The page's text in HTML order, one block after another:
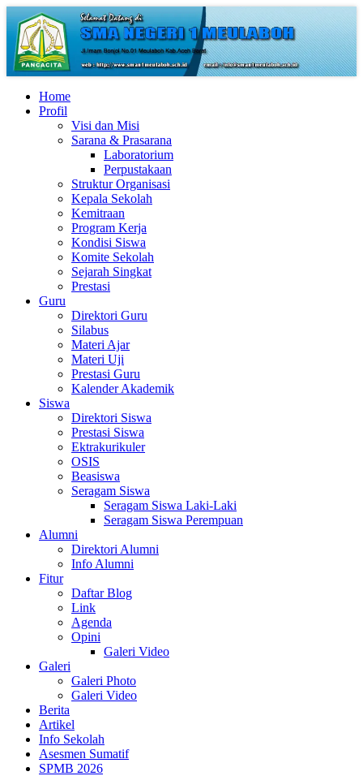
Home
Profil
Visi dan Misi
Sarana & Prasarana
Laboratorium
Perpustakaan
Struktur Organisasi
Kepala Sekolah
Kemitraan
Program Kerja
Kondisi Siswa
Komite Sekolah
Sejarah Singkat
Prestasi
Guru
Direktori Guru
Silabus
Materi Ajar
Materi Uji
Prestasi Guru
Kalender Akademik
Siswa
Direktori Siswa
Prestasi Siswa
Ektrakurikuler
OSIS
Beasiswa
Seragam Siswa
Seragam Siswa Laki-Laki
Seragam Siswa Perempuan
Alumni
Direktori Alumni
Info Alumni
Fitur
Daftar Blog
Link
Agenda
Opini
Galeri Video
Galeri
Galeri Photo
Galeri Video
Berita
Artikel
Info Sekolah
Asesmen Sumatif
SPMB 2026